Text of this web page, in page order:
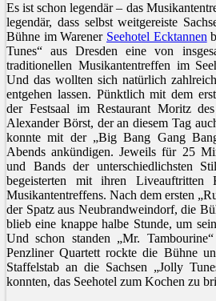
Es ist schon legendär – das
legendär, dass selbst weitgereiste
Bühne im Warener Seehotel Ecktannen
Tunes“ aus Dresden eine von
traditionellen Musikantentreffen im
Und das wollten sich natürlich
entgehen lassen. Pünktlich mit dem
der Festsaal im Restaurant Moritz
Alexander Börst, der an diesem Tag
konnte mit der „Big Bang Gang
Abends ankündigen. Jeweils für 25
und Bands der unterschiedlichsten
begeisterten mit ihren Liveauftritten
Musikantentreffens. Nach dem ersten
der Spatz aus Neubrandweindorf, die
blieb eine knappe halbe Stunde, um
Und schon standen „Mr.
Penzliner Quartett rockte die Bühne
Staffelstab an die Sachsen „Jolly
konnten, das Seehotel zum Kochen zu